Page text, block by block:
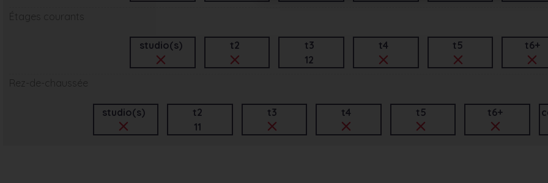
Étages courants
studio(s) t2
t3
12
t4 t5 t6+
Rez-de-chaussée
studio(s)
t2
11
t3 t4 t5 t6+